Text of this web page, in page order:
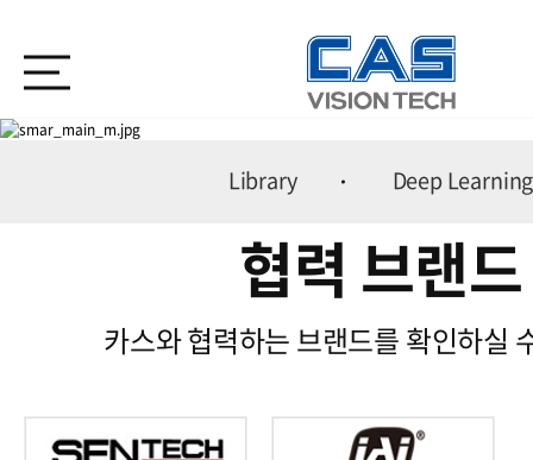
소프트웨어
Vision System Solution
Library Deep Learning
협력 브랜드
카스와 협력하는 브랜드를 확인하실